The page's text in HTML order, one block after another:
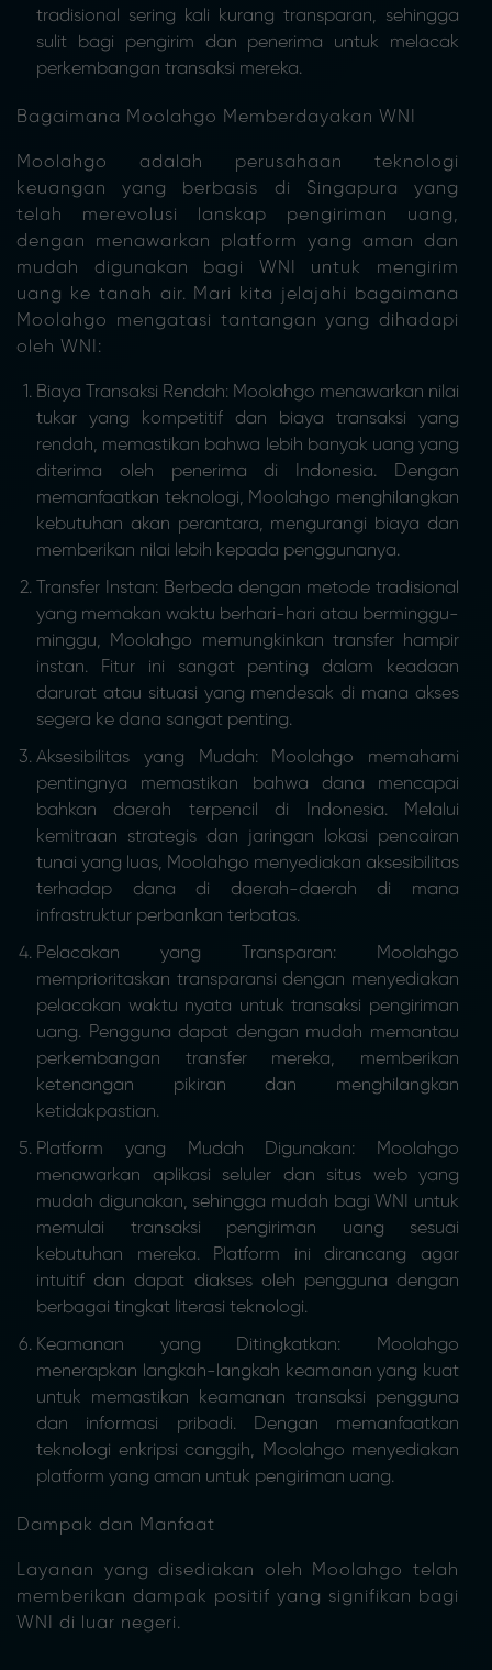
tradisional sering kali kurang transparan, sehingga
sulit bagi pengirim dan penerima untuk melacak
perkembangan transaksi mereka.
Bagaimana Moolahgo Memberdayakan WNI
Moolahgo adalah perusahaan teknologi
keuangan yang berbasis di Singapura yang
telah merevolusi lanskap pengiriman uang,
dengan menawarkan platform yang aman dan
mudah digunakan bagi WNI untuk mengirim
uang ke tanah air. Mari kita jelajahi bagaimana
Moolahgo mengatasi tantangan yang dihadapi
oleh WNI:
Biaya Transaksi Rendah: Moolahgo menawarkan nilai
tukar yang kompetitif dan biaya transaksi yang
rendah, memastikan bahwa lebih banyak uang yang
diterima oleh penerima di Indonesia. Dengan
memanfaatkan teknologi, Moolahgo menghilangkan
kebutuhan akan perantara, mengurangi biaya dan
memberikan nilai lebih kepada penggunanya.
Transfer Instan: Berbeda dengan metode tradisional
yang memakan waktu berhari-hari atau berminggu-
minggu, Moolahgo memungkinkan transfer hampir
instan. Fitur ini sangat penting dalam keadaan
darurat atau situasi yang mendesak di mana akses
segera ke dana sangat penting.
Aksesibilitas yang Mudah: Moolahgo memahami
pentingnya memastikan bahwa dana mencapai
bahkan daerah terpencil di Indonesia. Melalui
kemitraan strategis dan jaringan lokasi pencairan
tunai yang luas, Moolahgo menyediakan aksesibilitas
terhadap dana di daerah-daerah di mana
infrastruktur perbankan terbatas.
Pelacakan yang Transparan: Moolahgo
memprioritaskan transparansi dengan menyediakan
pelacakan waktu nyata untuk transaksi pengiriman
uang. Pengguna dapat dengan mudah memantau
perkembangan transfer mereka, memberikan
ketenangan pikiran dan menghilangkan
ketidakpastian.
Platform yang Mudah Digunakan: Moolahgo
menawarkan aplikasi seluler dan situs web yang
mudah digunakan, sehingga mudah bagi WNI untuk
memulai transaksi pengiriman uang sesuai
kebutuhan mereka. Platform ini dirancang agar
intuitif dan dapat diakses oleh pengguna dengan
berbagai tingkat literasi teknologi.
Keamanan yang Ditingkatkan: Moolahgo
menerapkan langkah-langkah keamanan yang kuat
untuk memastikan keamanan transaksi pengguna
dan informasi pribadi. Dengan memanfaatkan
teknologi enkripsi canggih, Moolahgo menyediakan
platform yang aman untuk pengiriman uang.
Dampak dan Manfaat
Layanan yang disediakan oleh Moolahgo telah
memberikan dampak positif yang signifikan bagi
WNI di luar negeri.